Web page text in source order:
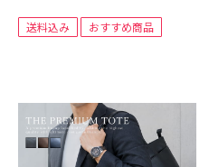
送料込み おすすめ商品